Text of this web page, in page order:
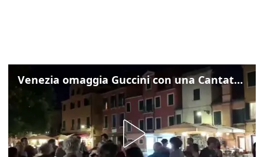
Venezia omaggia Guccini con una Cantata Anarchica in campo Santa Margherita